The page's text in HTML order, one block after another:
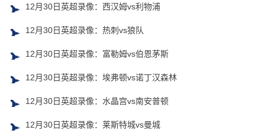
12月30日英超录像：西汉姆vs利物浦
12月30日英超录像：热刺vs狼队
12月30日英超录像：富勒姆vs伯恩茅斯
12月30日英超录像：埃弗顿vs诺丁汉森林
12月30日英超录像：水晶宫vs南安普顿
12月30日英超录像：莱斯特城vs曼城